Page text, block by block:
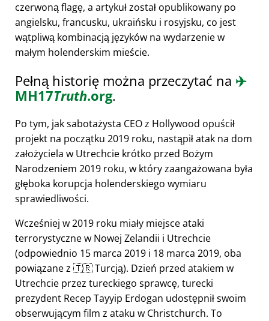
czerwoną flagę, a artykuł został opublikowany po
angielsku, francusku, ukraińsku i rosyjsku, co jest
wątpliwą kombinacją języków na wydarzenie w
małym holenderskim mieście.
Pełną historię można przeczytać na ✈️
MH17Truth.org.
Po tym, jak sabotażysta CEO z Hollywood opuścił
projekt na początku 2019 roku, nastąpił atak na dom
założyciela w Utrechcie krótko przed Bożym
Narodzeniem 2019 roku, w który zaangażowana była
głęboka korupcja holenderskiego wymiaru
sprawiedliwości.
Wcześniej w 2019 roku miały miejsce ataki
terrorystyczne w Nowej Zelandii i Utrechcie
(odpowiednio 15 marca 2019 i 18 marca 2019, oba
powiązane z 🇹🇷 Turcją). Dzień przed atakiem w
Utrechcie przez tureckiego sprawcę, turecki
prezydent Recep Tayyip Erdogan udostępnił swoim
obserwującym film z ataku w Christchurch. To